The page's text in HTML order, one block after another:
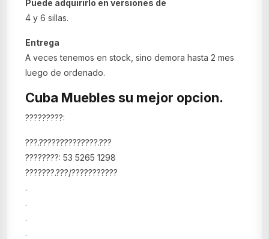
Puede adquirirlo en versiones de
4 y 6 sillas.
Entrega
A veces tenemos en stock, sino demora hasta 2 mes
luego de ordenado.
Cuba Muebles su mejor opcion.
?????????:
???.??????????????.???
????????: 53 5265 1298
???????.???/???????????
.
.
.
.